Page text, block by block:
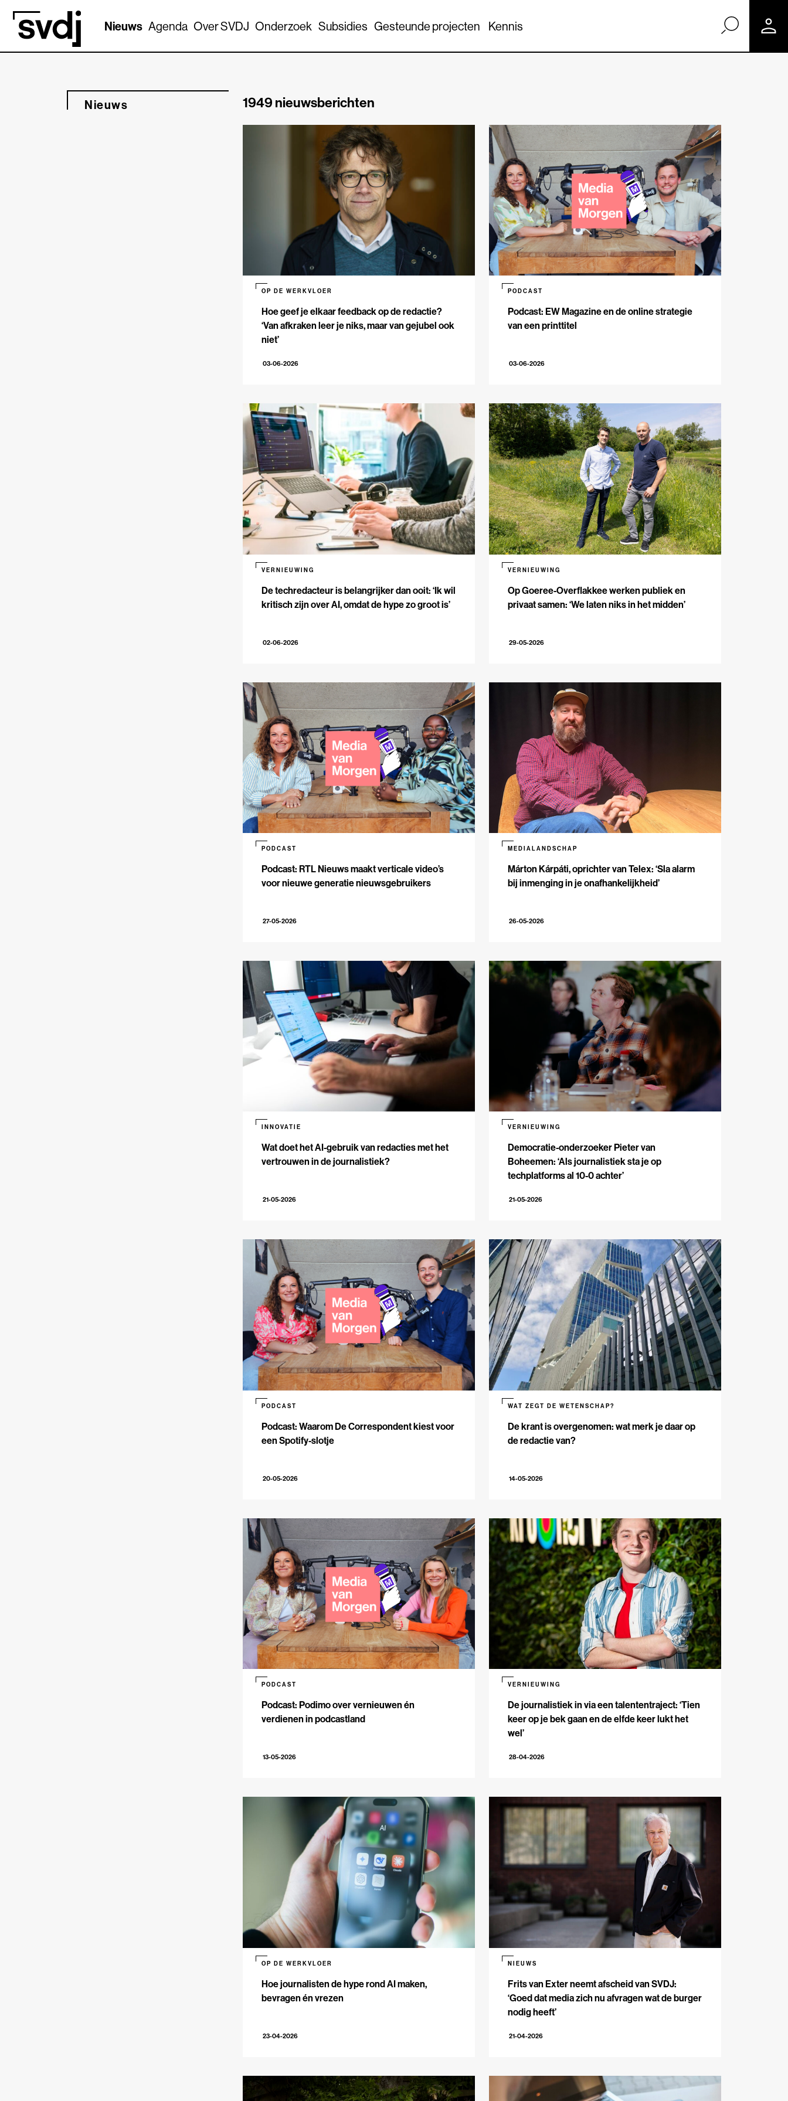
Naar hoofdinhoud
Nieuws Agenda Over SVDJ Onderzoek Subsidies Gesteunde projecten Kennis
Nieuws 1949 nieuwsberichten
Hoe geef je elkaar feedback op de redactie?
‘Van afkraken leer je niks, maar van gejubel ook
niet’
OP DE WERKVLOER
03-06-2026
Podcast: EW Magazine en de online strategie
van een printtitel
PODCAST
03-06-2026
De techredacteur is belangrijker dan ooit: ‘Ik wil
kritisch zijn over AI, omdat de hype zo groot is’
VERNIEUWING
02-06-2026
Op Goeree-Overflakkee werken publiek en
privaat samen: ‘We laten niks in het midden’
VERNIEUWING
29-05-2026
Podcast: RTL Nieuws maakt verticale video’s
voor nieuwe generatie nieuwsgebruikers
PODCAST
27-05-2026
Márton Kárpáti, oprichter van Telex: ‘Sla alarm
bij inmenging in je onafhankelijkheid’
MEDIALANDSCHAP
26-05-2026
Wat doet het AI-gebruik van redacties met het
vertrouwen in de journalistiek?
INNOVATIE
21-05-2026
Democratie-onderzoeker Pieter van
Boheemen: ‘Als journalistiek sta je op
techplatforms al 10-0 achter’
VERNIEUWING
21-05-2026
Podcast: Waarom De Correspondent kiest voor
een Spotify-slotje
PODCAST
20-05-2026
De krant is overgenomen: wat merk je daar op
de redactie van?
WAT ZEGT DE WETENSCHAP?
14-05-2026
Podcast: Podimo over vernieuwen én
verdienen in podcastland
PODCAST
13-05-2026
De journalistiek in via een talententraject: ‘Tien
keer op je bek gaan en de elfde keer lukt het
wel’
VERNIEUWING
28-04-2026
Hoe journalisten de hype rond AI maken,
bevragen én vrezen
OP DE WERKVLOER
23-04-2026
Frits van Exter neemt afscheid van SVDJ:
‘Goed dat media zich nu afvragen wat de burger
nodig heeft’
NIEUWS
21-04-2026